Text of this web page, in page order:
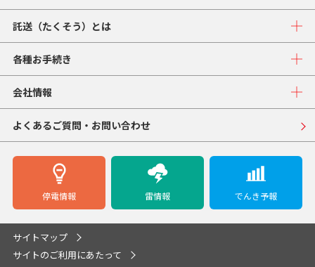
託送（たくそう）とは
各種お手続き
会社情報
よくあるご質問・お問い合わせ
停電情報 雷情報 でんき予報
サイトマップ
サイトのご利用にあたって